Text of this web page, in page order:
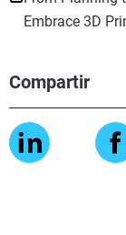
Embrace 3D
Compartir